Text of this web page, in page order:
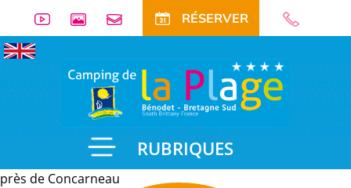
RÉSERVER
RUBRIQUES
près de Concarneau